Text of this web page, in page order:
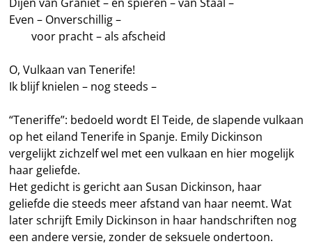
Even – Onverschillig –
——voor pracht – als afscheid
O, Vulkaan van Tenerife!
Ik blijf knielen – nog steeds –
“Teneriffe”: bedoeld wordt El Teide, de slapende vulkaan
op het eiland Tenerife in Spanje. Emily Dickinson
vergelijkt zichzelf wel met een vulkaan en hier mogelijk
haar geliefde.
Het gedicht is gericht aan Susan Dickinson, haar
geliefde die steeds meer afstand van haar neemt. Wat
later schrijft Emily Dickinson in haar handschriften nog
een andere versie, zonder de seksuele ondertoon.